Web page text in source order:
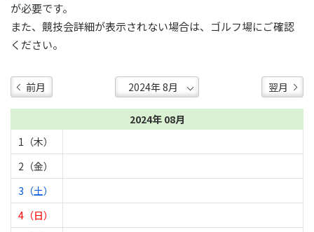
が必要です。
また、競技会詳細が表示されない場合は、ゴルフ場にご確認
ください。
前月 翌月
2024年 08月
1（木）
2（金）
3（土）
4（日）